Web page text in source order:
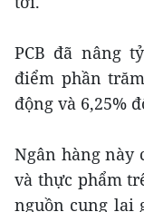
PCB đã nâng
điểm phần
động và 6,25%
Ngân hàng này
và thực phẩm
nguồn cung lại